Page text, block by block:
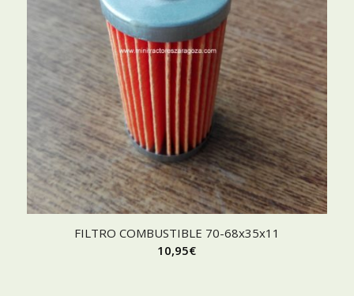
FILTRO COMBUSTIBLE 70-68x35x11
10,95€